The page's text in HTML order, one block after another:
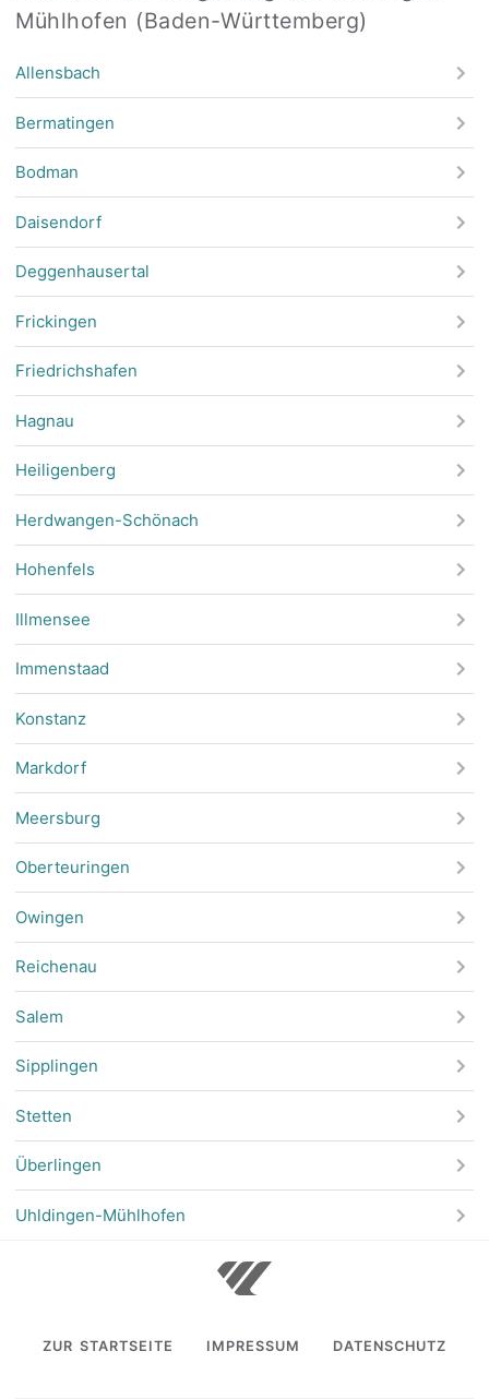
Mühlhofen (Baden-Württemberg)
Allensbach
Bermatingen
Bodman
Daisendorf
Deggenhausertal
Frickingen
Friedrichshafen
Hagnau
Heiligenberg
Herdwangen-Schönach
Hohenfels
Illmensee
Immenstaad
Konstanz
Markdorf
Meersburg
Oberteuringen
Owingen
Reichenau
Salem
Sipplingen
Stetten
Überlingen
Uhldingen-Mühlhofen
ZUR STARTSEITE IMPRESSUM DATENSCHUTZ